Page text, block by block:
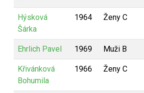
Hýsková
Šárka
1964 Ženy C
Ehrlich Pavel 1969 Muži B
Křivánková
Bohumila
1966 Ženy C